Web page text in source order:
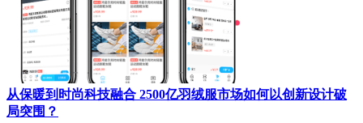
从保暖到时尚科技融合 2500亿羽绒服市场如何以创新设计破
局突围？